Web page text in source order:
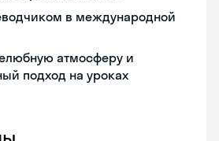
в международной
атмосферу и
подход на уроках